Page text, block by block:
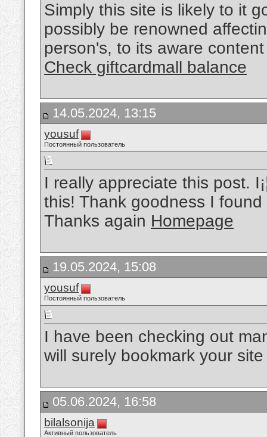
Simply this site is likely to it
possibly be renowned
person's, to its aware
Check giftcardmall balance
14.05.2024, 13:15
yousuf
Постоянный пользователь
I really appreciate this post.
this! Thank goodness I
Thanks again Homepage
19.05.2024, 15:08
yousuf
Постоянный пользователь
I have been checking out
will surely bookmark your
05.06.2024, 16:58
bilalsonija
Активный пользователь